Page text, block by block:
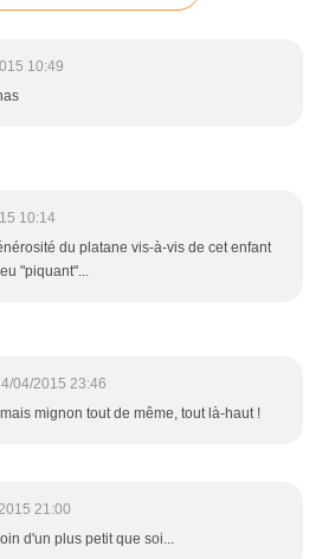
10:49
10:14
du platane vis-à-vis de cet enfant
"piquant"...
04/2015 23:46
mignon tout de même, tout là-haut !
21:00
d'un plus petit que soi...